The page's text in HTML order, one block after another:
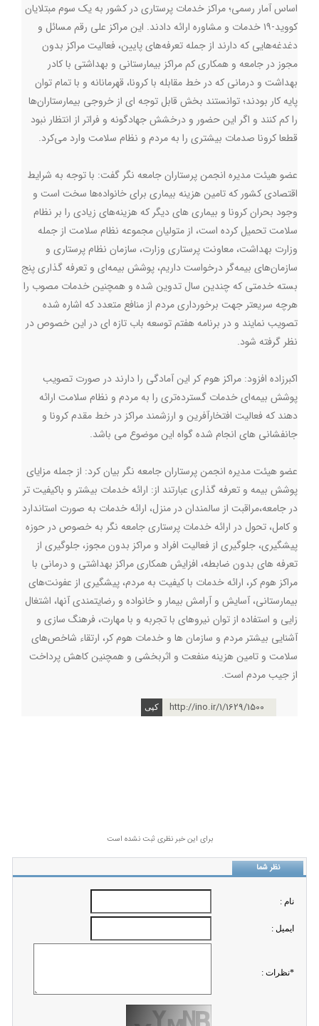
اساس آمار رسمی؛ مراکز خدمات پرستاری در کشور به یک سوم مبتلایان
کووید-۱۹ خدمات و مشاوره ارائه دادند. این مراکز علی رقم مسائل و
دغدغه‌هایی که دارند از جمله تعرفه‌های پایین، فعالیت مراکز بدون
مجوز در جامعه و همکاری کم مراکز بیمارستانی و بهداشتی با کادر
بهداشت و درمانی که در خط مقابله با کرونا، قهرمانانه و با تمام توان
پایه کار بودند؛ توانستند بخش قابل توجه ای از خروجی بیمارستاران‌ها
را کم کنند و اگر این حضور و درخشش جهادگونه و فراتر از انتظار نبود
قطعا کرونا صدمات بیشتری را به مردم و نظام سلامت وارد می‌کرد.
عضو هیئت مدیره انجمن پرستاران جامعه نگر گفت: با توجه به شرایط
اقتصادی کشور که تامین هزینه بیماری برای خانواده‌ها سخت است و
وجود بحران کرونا و بیماری های دیگر که هزینه‌های زیادی را بر نظام
سلامت تحمیل کرده است، از متولیان مجموعه نظام سلامت از جمله
وزارت بهداشت، معاونت پرستاری وزارت، سازمان نظام پرستاری و
سازمان‌های بیمه‌گر درخواست داریم، پوشش بیمه‌ای و تعرفه گذاری پنج
بسته خدمتی که چندین سال تدوین شده و همچنین خدمات مصوب را
هرچه سریعتر جهت برخورداری مردم از منافع متعدد که اشاره شده
تصویب نمایند و در برنامه هفتم توسعه باب تازه ای در این خصوص در
نظر گرفته شود.
اکبرزاده افزود: مراکز هوم کر این آمادگی را دارند در صورت تصویب
پوشش بیمه‌ای خدمات گسترده‌تری را به مردم و نظام سلامت ارائه
دهند که فعالیت افتخارآفرین و ارزشمند مراکز در خط مقدم کرونا و
جانفشانی های انجام شده گواه این موضوع می باشد.
عضو هیئت مدیره انجمن پرستاران جامعه نگر بیان کرد: از جمله مزایای
پوشش بیمه و تعرفه گذاری عبارتند از: ارائه خدمات بیشتر و باکیفیت تر
در جامعه،مراقبت از سالمندان در منزل، ارائه خدمات به صورت استاندارد
و کامل، تحول در ارائه خدمات پرستاری جامعه نگر به خصوص در حوزه
پیشگیری، جلوگیری از فعالیت افراد و مراکز بدون مجوز، جلوگیری از
تعرفه های بدون ضابطه، افزایش همکاری مراکز بهداشتی و درمانی با
مراکز هوم کر، ارائه خدمات با کیفیت به مردم، پیشگیری از عفونت‌های
بیمارستانی، آسایش و آرامش بیمار و خانواده و رضایتمندی آنها، اشتغال
زایی و استفاده از توان نیروهای با تجربه و با مهارت، فرهنگ سازی و
آشنایی بیشتر مردم و سازمان ها و خدمات هوم کر، ارتقاء شاخص‌های
سلامت و تامین هزینه منفعت و اثربخشی و همچنین کاهش پرداخت
از جیب مردم است.
http://ino.ir/1/1629/1500
برای این خبر نظری ثبت نشده است
نظر شما
نام :
ايميل :
*نظرات :